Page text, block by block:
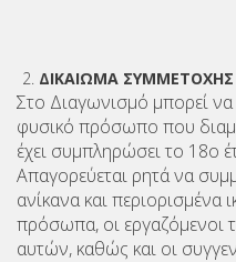
ΔΙΚΑΙΩΜΑ ΣΥΜΜΕΤΟΧΗΣ
Στο Διαγωνισμό μπορεί να
φυσικό πρόσωπο που
έχει συμπληρώσει το 18ο
Απαγορεύεται ρητά να
ανίκανα και περιορισμένα
πρόσωπα, οι εργαζόμενοι
αυτών, καθώς και οι